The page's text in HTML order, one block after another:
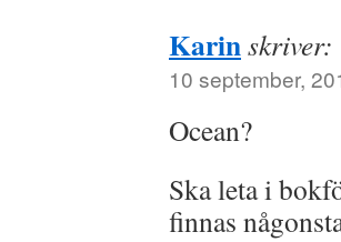
Karinskriver:
10 september,
Ocean?
Ska leta i
finnas